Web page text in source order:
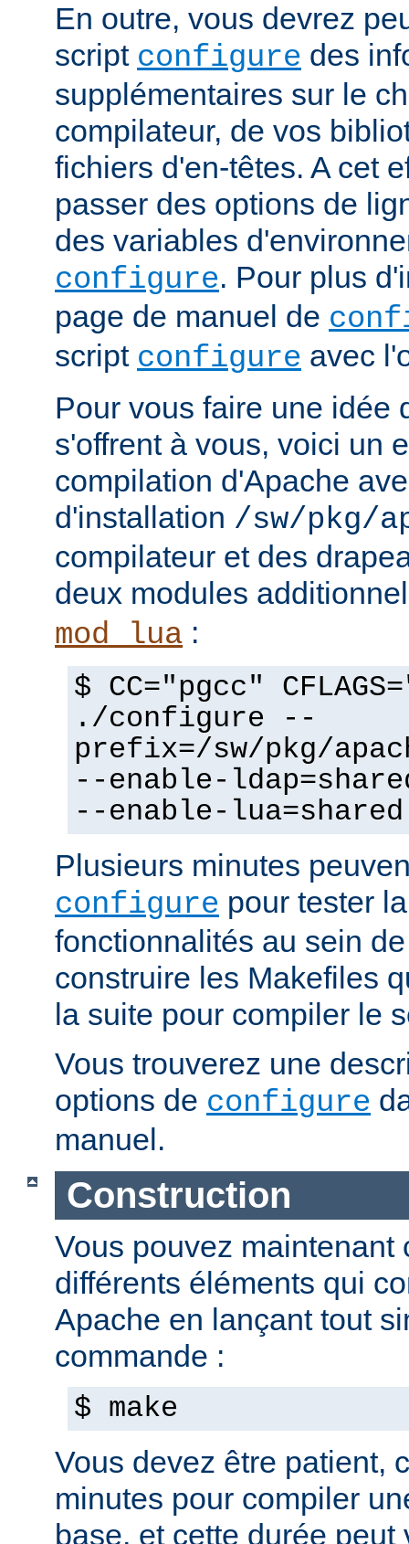
En outre, vous devrez
script configure des
supplémentaires sur le
compilateur, de vos
fichiers d'en-têtes. A cet
passer des options de
des variables
configure. Pour plus
page de manuel de
script configure avec
Pour vous faire une idée
s'offrent à vous, voici un
compilation d'Apache
d'installation /sw/pkg/
compilateur et des
deux modules
mod_lua :
$ CC="pgcc"
./configure --
prefix=/sw/pkg/
--enable-
--enable-lua=shared
Plusieurs minutes
configure pour tester
fonctionnalités au sein
construire les Makefiles
la suite pour compiler le
Vous trouverez une
options de configure
manuel.
Construction
Vous pouvez maintenant
différents éléments qui
Apache en lançant tout
commande :
$ make
Vous devez être patient,
minutes pour compiler
base, et cette durée peut